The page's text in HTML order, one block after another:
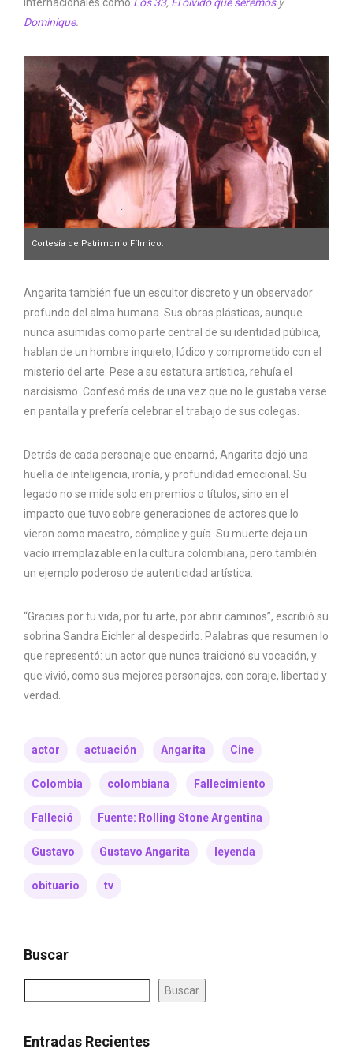
Dominique.
Cortesía de Patrimonio Fílmico.
Angarita también fue un escultor discreto y un observador
profundo del alma humana. Sus obras plásticas, aunque
nunca asumidas como parte central de su identidad pública,
hablan de un hombre inquieto, lúdico y comprometido con el
misterio del arte. Pese a su estatura artística, rehuía el
narcisismo. Confesó más de una vez que no le gustaba verse
en pantalla y prefería celebrar el trabajo de sus colegas.
Detrás de cada personaje que encarnó, Angarita dejó una
huella de inteligencia, ironía, y profundidad emocional. Su
legado no se mide solo en premios o títulos, sino en el
impacto que tuvo sobre generaciones de actores que lo
vieron como maestro, cómplice y guía. Su muerte deja un
vacío irremplazable en la cultura colombiana, pero también
un ejemplo poderoso de autenticidad artística.
“Gracias por tu vida, por tu arte, por abrir caminos”, escribió su
sobrina Sandra Eichler al despedirlo. Palabras que resumen lo
que representó: un actor que nunca traicionó su vocación, y
que vivió, como sus mejores personajes, con coraje, libertad y
verdad.
actor actuación Angarita Cine
Colombia colombiana Fallecimiento
Falleció Fuente: Rolling Stone Argentina
Gustavo Gustavo Angarita leyenda
obituario tv
Buscar
Buscar
Entradas Recientes